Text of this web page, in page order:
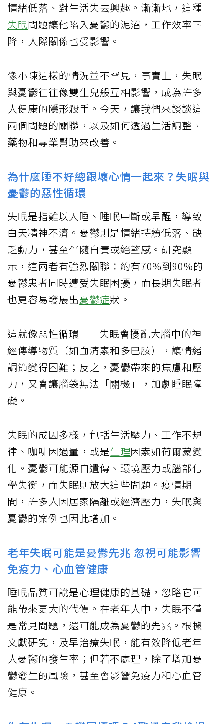
情緒低落、對生活失去興趣。漸漸地，這種
失眠問題讓他陷入憂鬱的泥沼，工作效率下
降，人際關係也受影響。
像小陳這樣的情況並不罕見，事實上，失眠
與憂鬱往往像雙生兒般互相影響，成為許多
人健康的隱形殺手。今天，讓我們來談談這
兩個問題的關聯，以及如何透過生活調整、
藥物和專業幫助來改善。
為什麼睡不好總跟壞心情一起來？失眠與
憂鬱的惡性循環
失眠是指難以入睡、睡眠中斷或早醒，導致
白天精神不濟。憂鬱則是情緒持續低落、缺
乏動力，甚至伴隨自責或絕望感。研究顯
示，這兩者有強烈關聯：約有70%到90%的
憂鬱患者同時遭受失眠困擾，而長期失眠者
也更容易發展出憂鬱症狀。
這就像惡性循環——失眠會擾亂大腦中的神
經傳導物質（如血清素和多巴胺），讓情緒
調節變得困難；反之，憂鬱帶來的焦慮和壓
力，又會讓腦袋無法「關機」，加劇睡眠障
礙。
失眠的成因多樣，包括生活壓力、工作不規
律、咖啡因過量，或是生理因素如荷爾蒙變
化。憂鬱可能源自遺傳、環境壓力或腦部化
學失衡，而失眠則放大這些問題。疫情期
間，許多人因居家隔離或經濟壓力，失眠與
憂鬱的案例也因此增加。
老年失眠可能是憂鬱先兆 忽視可能影響
免疫力、心血管健康
睡眠品質可說是心理健康的基礎，忽略它可
能帶來更大的代價。在老年人中，失眠不僅
是常見問題，還可能成為憂鬱的先兆。根據
文獻研究，及早治療失眠，能有效降低老年
人憂鬱的發生率；但若不處理，除了增加憂
鬱發生的風險，甚至會影響免疫力和心血管
健康。